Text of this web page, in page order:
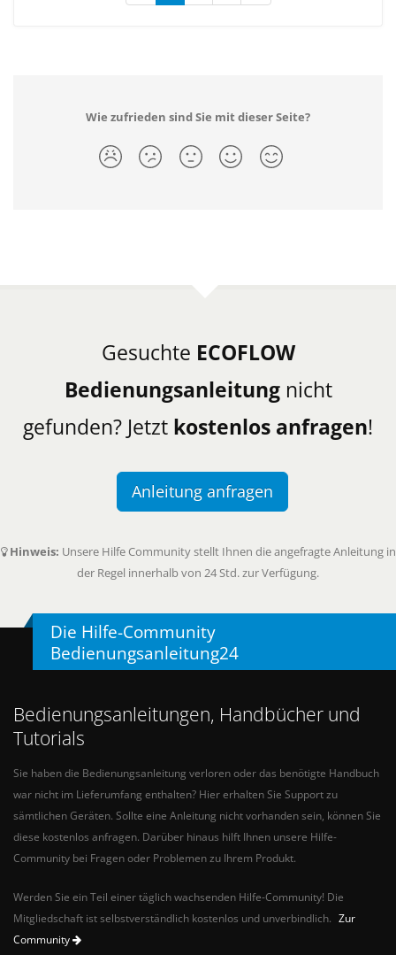
Wie zufrieden sind Sie mit dieser Seite?
Gesuchte ECOFLOW
Bedienungsanleitungnicht
gefunden? Jetzt kostenlos anfragen!
Anleitung anfragen
Hinweis: Unsere Hilfe Community stellt Ihnen die angefragte Anleitung in
der Regel innerhalb von 24 Std. zur Verfügung.
Die Hilfe-Community
Bedienungsanleitung24
Bedienungsanleitungen, Handbücher und
Tutorials
Sie haben die Bedienungsanleitung verloren oder das benötigte Handbuch
war nicht im Lieferumfang enthalten? Hier erhalten Sie Support zu
sämtlichen Geräten. Sollte eine Anleitung nicht vorhanden sein, können Sie
diese kostenlos anfragen. Darüber hinaus hilft Ihnen unsere Hilfe-
Community bei Fragen oder Problemen zu Ihrem Produkt.
Werden Sie ein Teil einer täglich wachsenden Hilfe-Community! Die
Mitgliedschaft ist selbstverständlich kostenlos und unverbindlich. Zur
Community